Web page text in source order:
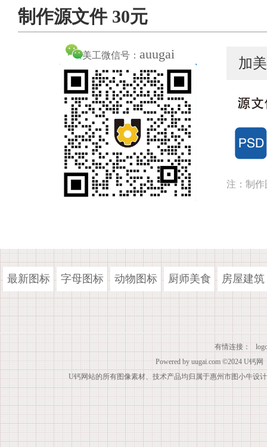
制作源文件 30元
美工微信号： auugai
加
注：制作
最新图标 字母图标 动物图标 厨师美食 房屋建筑
有情连接：
Powered by uugai.com ©2024 U钙网
U钙网站的所有图像素材、技术产品均归属于惠州市图小牛设